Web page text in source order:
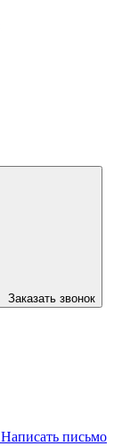
Заказать звонок
Написать письмо